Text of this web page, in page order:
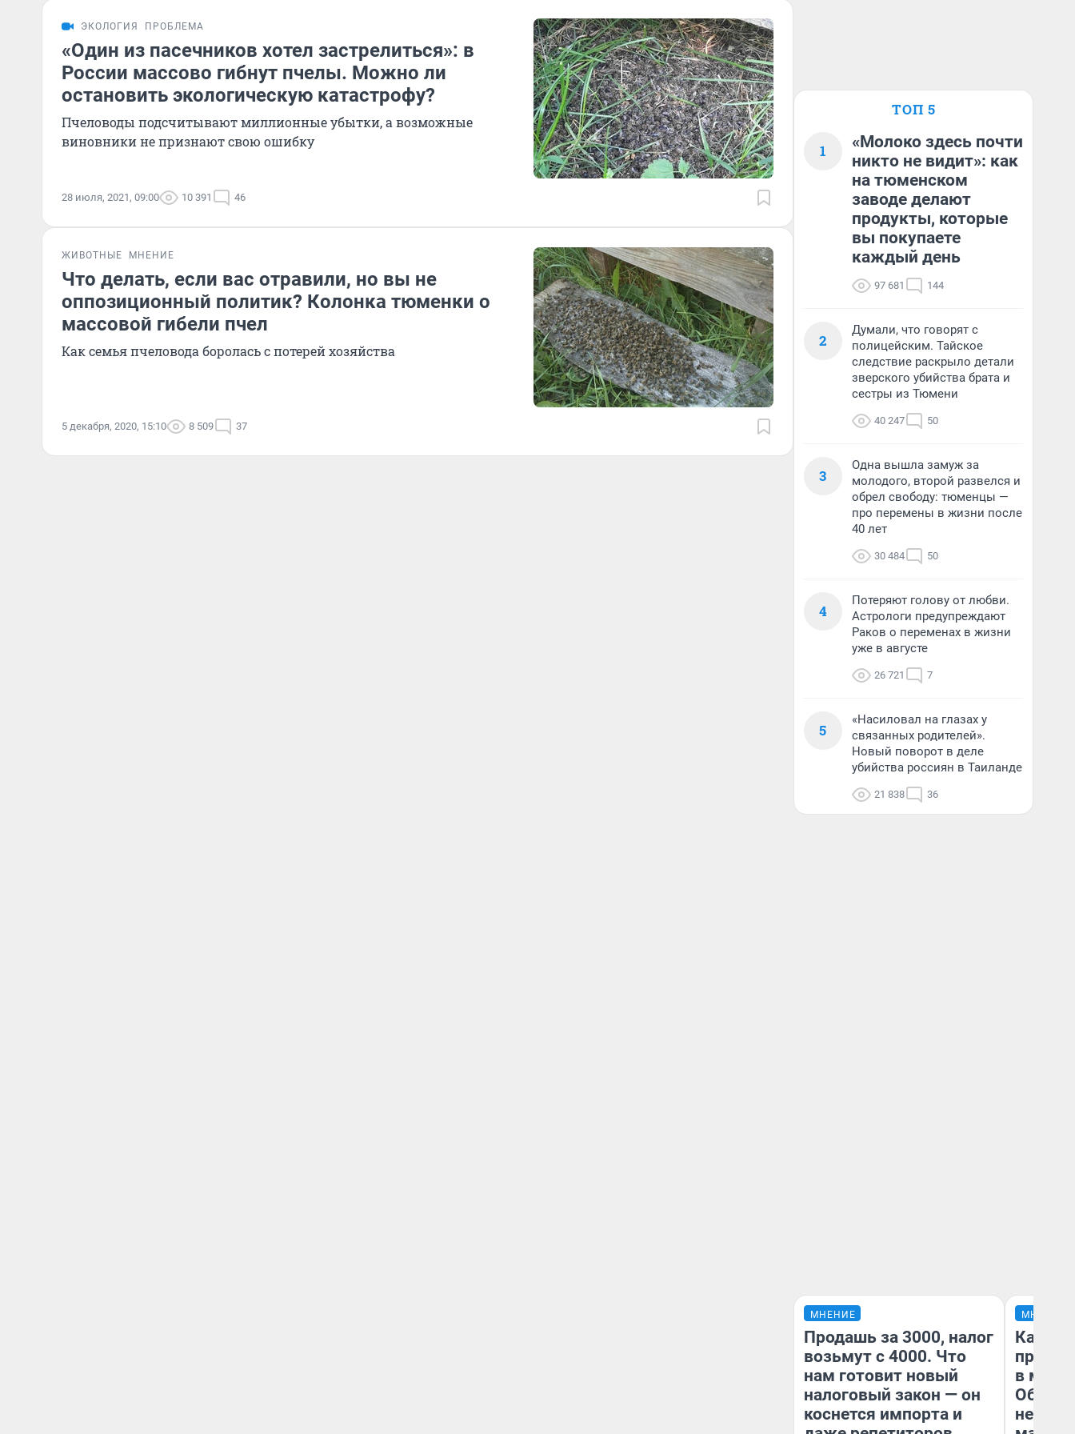
ЭКОЛОГИЯ ПРОБЛЕМА
«Один из пасечников хотел застрелиться»: в
России массово гибнут пчелы. Можно ли
остановить экологическую катастрофу?
Пчеловоды подсчитывают миллионные убытки, а возможные
виновники не признают свою ошибку
28 июля, 2021, 09:00 10 391 46
ЖИВОТНЫЕ МНЕНИЕ
Что делать, если вас отравили, но вы не
оппозиционный политик? Колонка тюменки о
массовой гибели пчел
Как семья пчеловода боролась с потерей хозяйства
5 декабря, 2020, 15:10 8 509 37
ТОП 5
1
«Молоко здесь почти
никто не видит»: как
на тюменском
заводе делают
продукты, которые
вы покупаете
каждый день
97 681 144
2
Думали, что говорят с
полицейским. Тайское
следствие раскрыло детали
зверского убийства брата и
сестры из Тюмени
40 247 50
3
Одна вышла замуж за
молодого, второй развелся и
обрел свободу: тюменцы —
про перемены в жизни после
40 лет
30 484 50
4
Потеряют голову от любви.
Астрологи предупреждают
Раков о переменах в жизни
уже в августе
26 721 7
5
«Насиловал на глазах у
связанных родителей».
Новый поворот в деле
убийства россиян в Таиланде
21 838 36
МНЕНИЕ
Продашь за 3000, налог
возьмут с 4000. Что
нам готовит новый
налоговый закон — он
коснется импорта и
МНЕНИЕ
Какие
в
Обзор